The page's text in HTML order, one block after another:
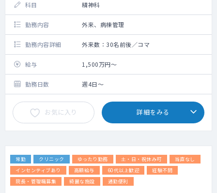
科目 精神科
勤務内容 外来、病棟管理
勤務内容詳細 外来数：30名前後／コマ
給与 1,500万円～
勤務日数 週4日～
お気に入り 詳細をみる
常勤 クリニック ゆったり勤務 土・日・祝休み可
当直なし
インセンティブあり
高額給与 60代以上歓迎
経験不問
院長・管理職募集
綺麗な施設 通勤便利